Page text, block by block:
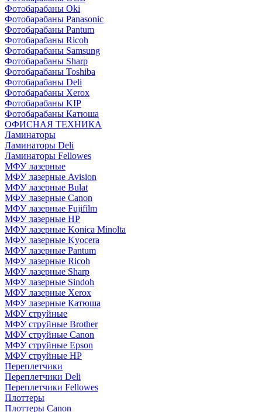
Фотобарабаны Oki
Фотобарабаны Panasonic
Фотобарабаны Pantum
Фотобарабаны Ricoh
Фотобарабаны Samsung
Фотобарабаны Sharp
Фотобарабаны Toshiba
Фотобарабаны Deli
Фотобарабаны Xerox
Фотобарабаны KIP
Фотобарабаны Катюша
ОФИСНАЯ ТЕХНИКА
Ламинаторы
Ламинаторы Deli
Ламинаторы Fellowes
МФУ лазерные
МФУ лазерные Avision
МФУ лазерные Bulat
МФУ лазерные Canon
МФУ лазерные Fujifilm
МФУ лазерные HP
МФУ лазерные Konica Minolta
МФУ лазерные Kyocera
МФУ лазерные Pantum
МФУ лазерные Ricoh
МФУ лазерные Sharp
МФУ лазерные Sindoh
МФУ лазерные Xerox
МФУ лазерные Катюша
МФУ струйные
МФУ струйные Brother
МФУ струйные Canon
МФУ струйные Epson
МФУ струйные HP
Переплетчики
Переплетчики Deli
Переплетчики Fellowes
Плоттеры
Плоттеры Canon